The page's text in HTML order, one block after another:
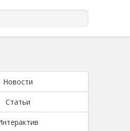
Новости
Статьи